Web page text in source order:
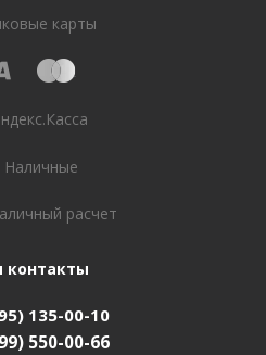
карты
Наличные
расчет
контакты
135-00-10
550-00-66